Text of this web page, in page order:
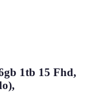
1tb 15 Fhd,